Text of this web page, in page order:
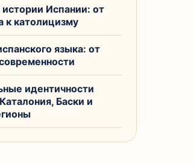
истории Испании: от
к католицизму
языка: от
идентичности
Баски и